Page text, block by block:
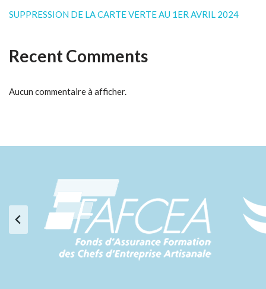
SUPPRESSION DE LA CARTE VERTE AU 1ER AVRIL 2024
Recent Comments
Aucun commentaire à afficher.